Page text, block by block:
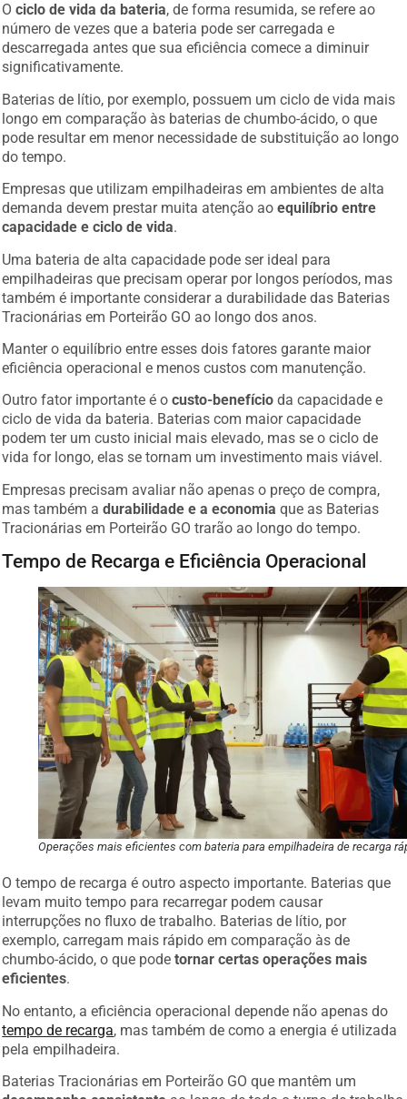
Ociclo de vida da bateria, de forma resumida, se refere ao
número de vezes que a bateria pode ser carregada e
descarregada antes que sua eficiência comece a diminuir
significativamente.
Baterias de lítio, por exemplo, possuem um ciclo de vida mais
longo em comparação às baterias de chumbo-ácido, o que
pode resultar em menor necessidade de substituição ao longo
do tempo.
Empresas que utilizam empilhadeiras em ambientes de alta
demanda devem prestar muita atenção aoequilíbrio entre
capacidade e ciclo de vida.
Uma bateria de alta capacidade pode ser ideal para
empilhadeiras que precisam operar por longos períodos, mas
também é importante considerar a durabilidade das Baterias
Tracionárias em Porteirão GO ao longo dos anos.
Manter o equilíbrio entre esses dois fatores garante maior
eficiência operacional e menos custos com manutenção.
Outro fator importante é ocusto-benefício da capacidade e
ciclo de vida da bateria. Baterias com maior capacidade
podem ter um custo inicial mais elevado, mas se o ciclo de
vida for longo, elas se tornam um investimento mais viável.
Empresas precisam avaliar não apenas o preço de compra,
mas também adurabilidade e a economia que as Baterias
Tracionárias em Porteirão GO trarão ao longo do tempo.
Tempo de Recarga e Eficiência Operacional
Operações mais eficientes com bateria para empilhadeira de recarga
O tempo de recarga é outro aspecto importante. Baterias que
levam muito tempo para recarregar podem causar
interrupções no fluxo de trabalho. Baterias de lítio, por
exemplo, carregam mais rápido em comparação às de
chumbo-ácido, o que podetornar certas operações mais
eficientes.
No entanto, a eficiência operacional depende não apenas do
tempo de recarga, mas também de como a energia é utilizada
pela empilhadeira.
Baterias Tracionárias em Porteirão GO que mantêm um